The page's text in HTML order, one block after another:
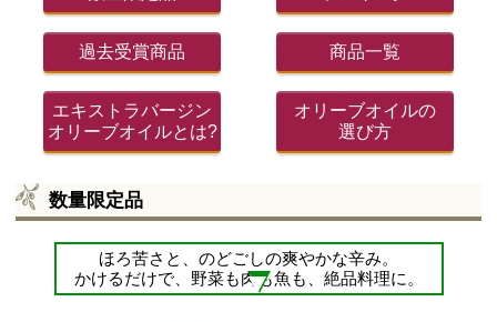
過去受賞商品 商品一覧
エキストラバージン
オリーブオイルとは?
オリーブオイルの
選び方
数量限定品
ほろ苦さと、のどごしの爽やかな辛み。
かけるだけで、野菜も肉も魚も、絶品料理に。